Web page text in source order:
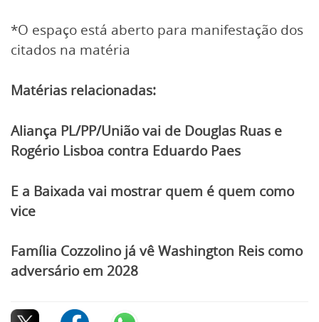
*O espaço está aberto para manifestação dos
citados na matéria
Matérias relacionadas:
Aliança PL/PP/União vai de Douglas Ruas e
Rogério Lisboa contra Eduardo Paes
E a Baixada vai mostrar quem é quem como
vice
Família Cozzolino já vê Washington Reis como
adversário em 2028